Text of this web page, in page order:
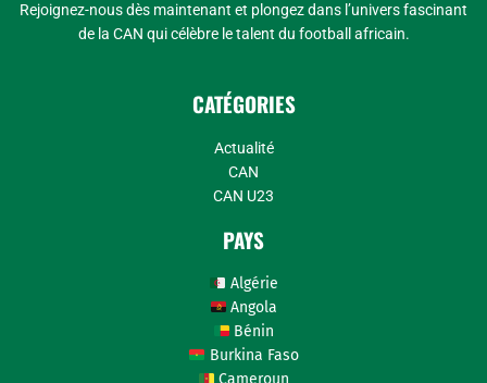
Rejoignez-nous dès maintenant et plongez dans l’univers fascinant
de la CAN qui célèbre le talent du football africain.
CATÉGORIES
Actualité
CAN
CAN U23
PAYS
Algérie
Angola
Bénin
Burkina Faso